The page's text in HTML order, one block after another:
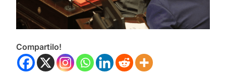
Compartilo!